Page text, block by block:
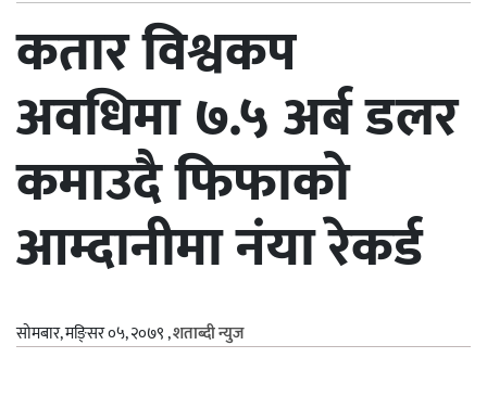
कतार विश्वकप
अवधिमा ७.५ अर्ब डलर
कमाउदै फिफाको
आम्दानीमा नंया रेकर्ड
सोमबार, मङि्सर ०५, २०७९,शताब्दी न्युज